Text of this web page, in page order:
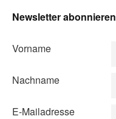
Newsletter abonnieren
Vorname
Nachname
E-Mailadresse